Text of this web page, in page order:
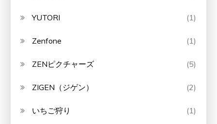
YUTORI (1)
Zenfone (1)
ZENピクチャーズ (5)
ZIGEN（ジゲン） (2)
いちご狩り (1)